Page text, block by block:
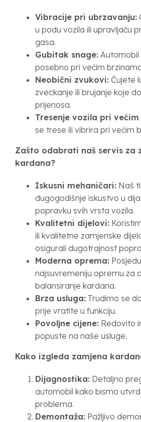
Vibracije pri ubrzavanju:
u podu vozila ili upravljaču
gasa.
Gubitak snage: Automobil
posebno pri većim
Neobični zvukovi: Čujete
zveckanje ili brujanje koje
prijenosa.
Tresenje vozila pri
se trese ili vibrira pri većim
Zašto odabrati naš servis za
kardana?
Iskusni mehaničari: Naš
dugogodišnje iskustvo u
popravku svih vrsta vozila.
Kvalitetni dijelovi:
ili kvalitetne zamjenske
osigurali dugotrajnost
Moderna oprema:
najsuvremeniju opremu za
balansiranje kardana.
Brza usluga: Trudimo se
prije vratite u funkciju.
Povoljne cijene: Redovito
popuste na naše usluge.
Kako izgleda zamjena
Dijagnostika: Detaljno
automobil kako bismo
problema.
Demontaža: Pažljivo